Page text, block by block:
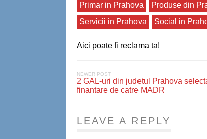
Primar in Prahova
Produse din
Servicii in Prahova
Social in
Aici poate fi reclama ta!
NEWER POST
2 GAL-uri din judetul Prahova
finantare de catre MADR
LEAVE A REPLY